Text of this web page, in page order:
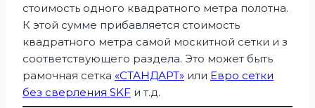
стоимость одного квадратного метра полотна.
К этой сумме прибавляется стоимость
квадратного метра самой москитной сетки и з
соответствующего раздела. Это может быть
рамочная сетка «СТАНДАРТ» или Евро сетки
без сверления SKF и т.д.